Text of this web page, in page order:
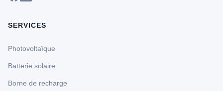
SERVICES
Photovoltaïque
Batterie solaire
Borne de recharge